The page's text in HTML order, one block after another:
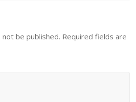
be published. Required fields are